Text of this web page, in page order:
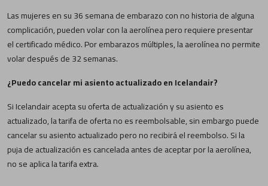
Las mujeres en su 36 semana de embarazo con no historia de alguna
complicación, pueden volar con la aerolínea pero requiere presentar
el certificado médico. Por embarazos múltiples, la aerolínea no permite
volar después de 32 semanas.
¿Puedo cancelar mi asiento actualizado en Icelandair?
Si Icelandair acepta su oferta de actualización y su asiento es
actualizado, la tarifa de oferta no es reembolsable, sin embargo puede
cancelar su asiento actualizado pero no recibirá el reembolso. Si la
puja de actualización es cancelada antes de aceptar por la aerolínea,
no se aplica la tarifa extra.